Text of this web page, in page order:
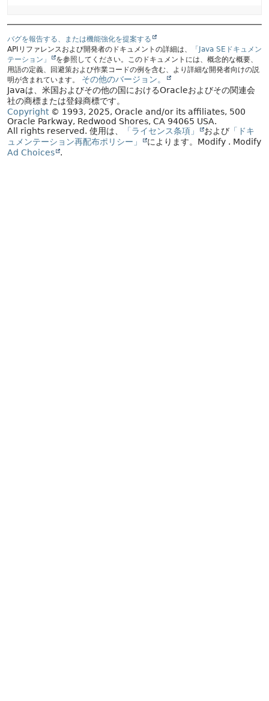
バグを報告する、または機能強化を提案する
APIリファレンスおよび開発者のドキュメントの詳細は、
「Java SEドキュメン
テーション」
を参照してください。このドキュメントには、概念的な概要、
用語の定義、回避策および作業コードの例を含む、より詳細な開発者向けの説
明が含まれています。
その他のバージョン。
Javaは、米国およびその他の国におけるOracleおよびその関連会
社の商標または登録商標です。
Copyright© 1993, 2025, Oracle and/or its affiliates, 500
Oracle Parkway, Redwood Shores, CA 94065 USA.
All rights reserved. 使用は、 「ライセンス条項」 および 「ドキ
ュメンテーション再配布ポリシー」
によります。 Modify . Modify
Ad Choices
.